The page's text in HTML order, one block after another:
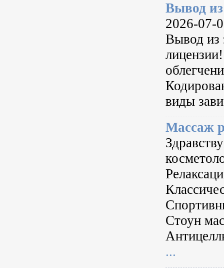
Вывод
2026-07-
Вывод из
виды
Массаж
Стоун
...